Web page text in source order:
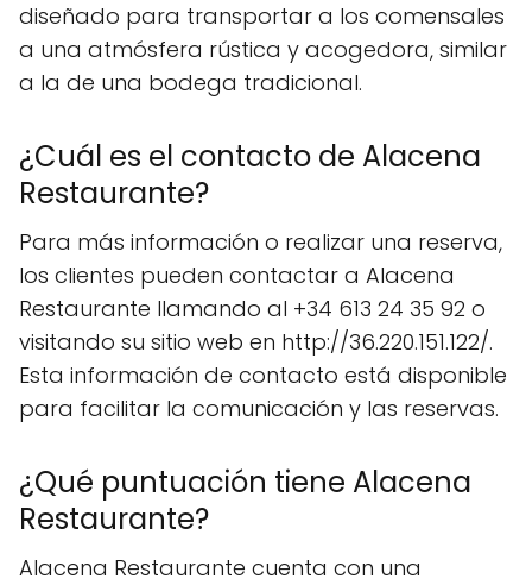
diseñado para transportar a los comensales
a una atmósfera rústica y acogedora, similar
a la de una bodega tradicional.
¿Cuál es el contacto de Alacena
Restaurante?
Para más información o realizar una reserva,
los clientes pueden contactar a Alacena
Restaurante llamando al +34 613 24 35 92 o
visitando su sitio web en http://36.220.151.122/.
Esta información de contacto está disponible
para facilitar la comunicación y las reservas.
¿Qué puntuación tiene Alacena
Restaurante?
Alacena Restaurante cuenta con una